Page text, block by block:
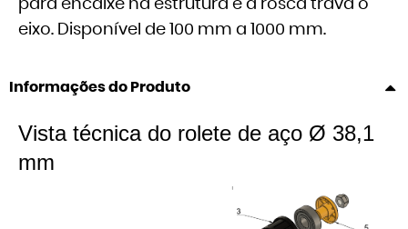
para encaixe na estrutura e a rosca trava o
eixo. Disponível de 100 mm a 1000 mm.
Informações do Produto
Vista técnica do rolete de aço Ø 38,1
mm